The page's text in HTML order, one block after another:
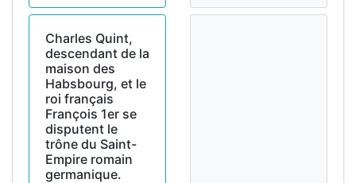
Charles Quint,
descendant de la
maison des
Habsbourg, et le
roi français
François 1er se
disputent le
trône du Saint-
Empire romain
germanique.